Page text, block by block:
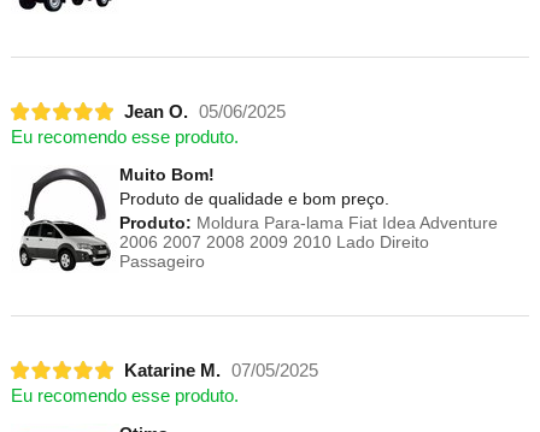
Jean O. 05/06/2025
Eu recomendo esse produto.
Muito Bom!
Produto de qualidade e bom preço.
Produto: Moldura Para-lama Fiat Idea Adventure
2006 2007 2008 2009 2010 Lado Direito
Passageiro
Katarine M. 07/05/2025
Eu recomendo esse produto.